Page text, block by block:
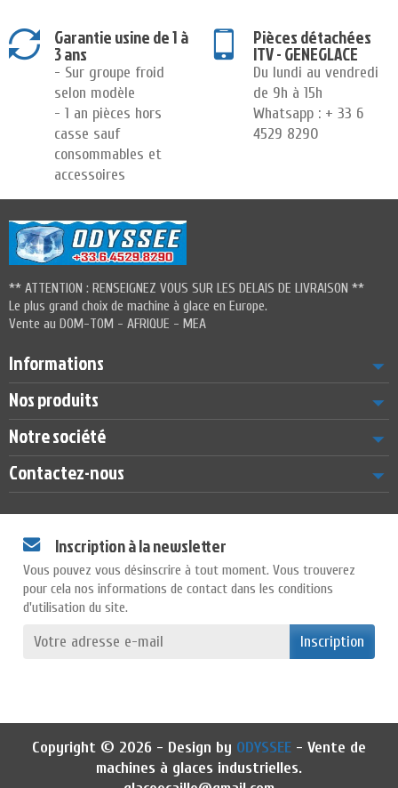
Garantie usine de 1 à
3 ans
- Sur groupe froid
selon modèle
- 1 an pièces hors
casse sauf
consommables et
accessoires
Pièces détachées
ITV - GENEGLACE
Du lundi au vendredi
de 9h à 15h
Whatsapp : + 33 6
4529 8290
** ATTENTION : RENSEIGNEZ VOUS SUR LES DELAIS DE LIVRAISON **
Le plus grand choix de machine à glace en Europe.
Vente au DOM-TOM - AFRIQUE - MEA
Informations
Nos produits
Notre société
Contactez-nous
Inscription à la newsletter
Vous pouvez vous désinscrire à tout moment. Vous trouverez
pour cela nos informations de contact dans les conditions
d'utilisation du site.
Inscription
Copyright © 2026 - Design by ODYSSEE - Vente de
machines à glaces industrielles.